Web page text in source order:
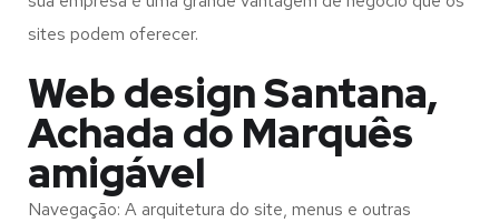
sites podem oferecer.
Web design Santana,
Achada do Marquês
amigável
Navegação: A arquitetura do site, menus e outras